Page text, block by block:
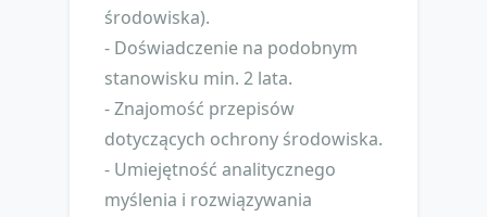
środowiska).
- Doświadczenie na podobnym
stanowisku min. 2 lata.
- Znajomość przepisów
dotyczących ochrony środowiska.
- Umiejętność analitycznego
myślenia i rozwiązywania